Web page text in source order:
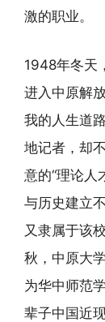
激的职业。
1948年冬天
进入中原解
我的人生道
地记者，却
意的“理论人
与历史建立
又隶属于该
秋，中原大
为华中师范
辈子中国近